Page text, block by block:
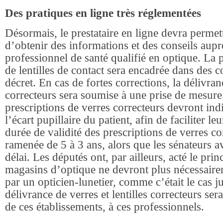
Des pratiques en ligne très réglementées
Désormais, le prestataire en ligne devra
d’obtenir des informations et des conseils
professionnel de santé qualifié en optique. La
de lentilles de contact sera encadrée dans des
décret. En cas de fortes corrections, la
correcteurs sera soumise à une prise de
prescriptions de verres correcteurs devront
l’écart pupillaire du patient, afin de faciliter
durée de validité des prescriptions de verres
ramenée de 5 à 3 ans, alors que les sénateurs
délai. Les députés ont, par ailleurs, acté le
magasins d’optique ne devront plus
par un opticien-lunetier, comme c’était le cas
délivrance de verres et lentilles correcteurs
de ces établissements, à ces professionnels.